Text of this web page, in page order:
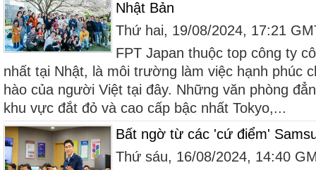
Nhật Bản
Thứ hai, 19/08/2024, 17:21
FPT Japan thuộc top công ty
nhất tại Nhật, là môi trường làm việc hạnh phúc
hào của người Việt tại đây. Những văn phòng
khu vực đắt đỏ và cao cấp bậc nhất Tokyo,...
Bất ngờ từ các 'cứ điểm'
Thứ sáu, 16/08/2024, 14:40